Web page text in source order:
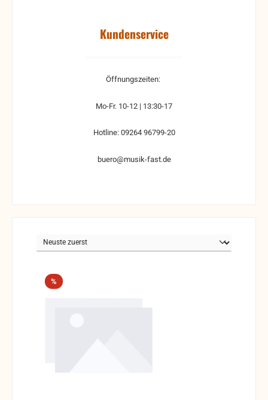
Kundenservice
Öffnungszeiten:
Mo-Fr. 10-12 | 13:30-17
Hotline: 09264 96799-20
buero@musik-fast.de
%Rabatt